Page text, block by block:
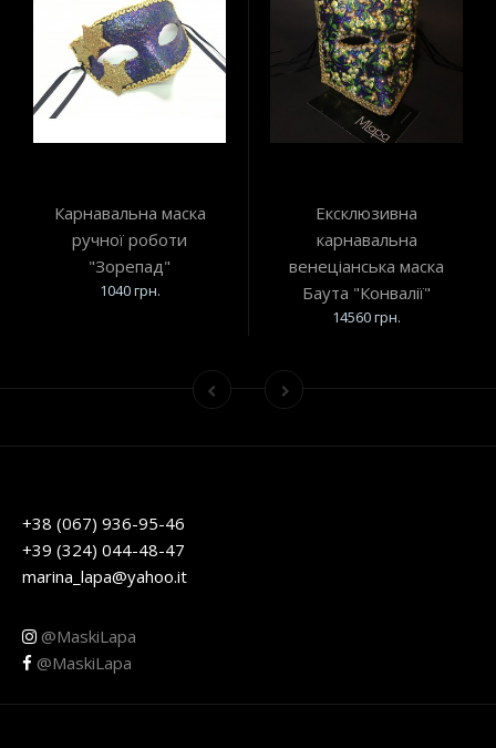
Карнавальна маска
ручної роботи
"Зорепад"
1040 грн.
Ексклюзивна
карнавальна
венеціанська маска
Баута "Конвалії"
14560 грн.
+38 (067) 936-95-46
+39 (324) 044-48-47
marina_lapa@yahoo.it
@MaskiLapa
@MaskiLapa